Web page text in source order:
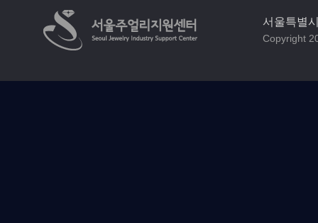
서울특별
Copyright